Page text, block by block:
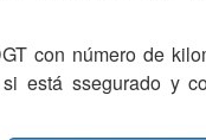
con número de
está ssegurado y